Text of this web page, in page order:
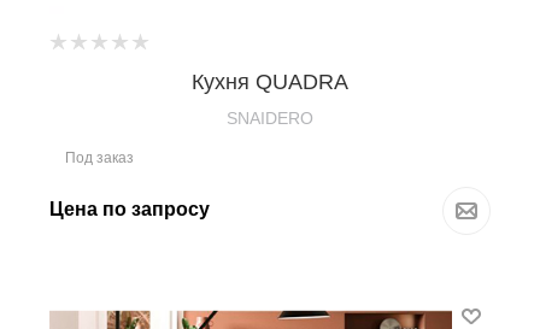
Кухня QUADRA
SNAIDERO
Под заказ
Цена по запросу